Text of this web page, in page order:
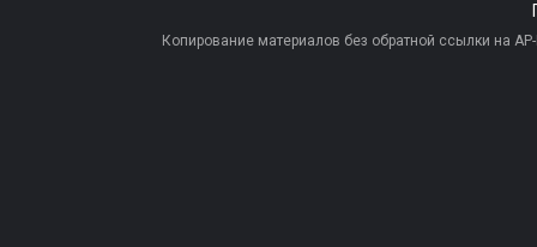
Копирование материалов без обратной ссылки на